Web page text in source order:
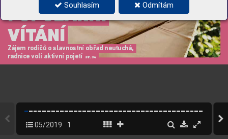
Souhlasím Odmítám
POPULÁRNÍ
VÍTÁNÍ
Zájem rodičů o slavnostní obřad neutuchá,
radnice volí aktivní pojetí str. 34
05/2019 1